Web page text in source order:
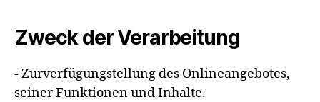
Zweck der Verarbeitung
- Zurverfügungstellung des Onlineangebotes,
seiner Funktionen und Inhalte.